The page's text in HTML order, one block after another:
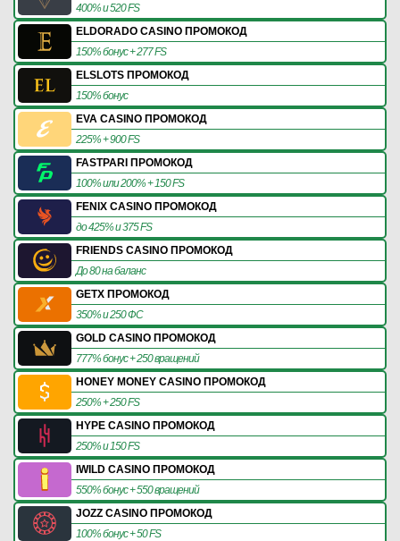
400% и 520 FS
ELDORADO CASINO ПРОМОКОД
150% бонус + 277 FS
ELSLOTS ПРОМОКОД
150% бонус
EVA CASINO ПРОМОКОД
225% + 900 FS
FASTPARI ПРОМОКОД
100% или 200% + 150 FS
FENIX CASINO ПРОМОКОД
до 425% и 375 FS
FRIENDS CASINO ПРОМОКОД
До 80 на баланс
GETX ПРОМОКОД
350% и 250 ФС
GOLD CASINO ПРОМОКОД
777% бонус + 250 вращений
HONEY MONEY CASINO ПРОМОКОД
250% + 250 FS
HYPE CASINO ПРОМОКОД
250% и 150 FS
IWILD CASINO ПРОМОКОД
550% бонус + 550 вращений
JOZZ CASINO ПРОМОКОД
100% бонус + 50 FS